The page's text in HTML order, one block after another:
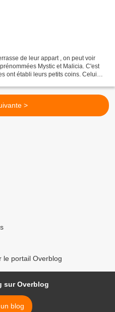
de leur appart , on peut voir
Mystic et Malicia. C'est
ont établi leurs petits coins. Celui
>
le portail Overblog
sur Overblog
blog